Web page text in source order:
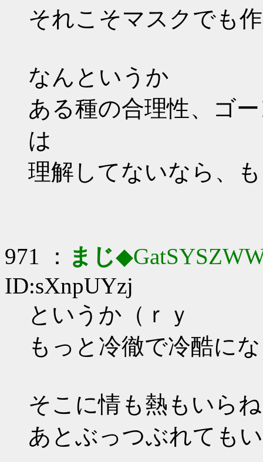
それこそマスクでも
なんというか
ある種の合理性、ゴ
は
理解してないなら、
971 ： まじ
ID:sXnpUYzj
というか（ｒｙ
もっと冷徹で冷酷に
そこに情も熱もいら
あとぶっつぶれても